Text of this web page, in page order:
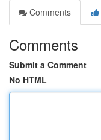
Comments
Comments
Submit a Comment
No HTML